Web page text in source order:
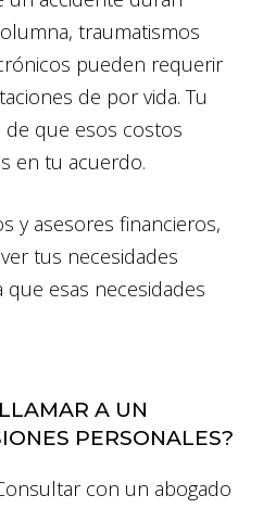
traumatismos
pueden requerir
de por vida. Tu
de que esos costos
en tu acuerdo.
y asesores financieros,
tus necesidades
esas necesidades
A UN
PERSONALES?
con un abogado